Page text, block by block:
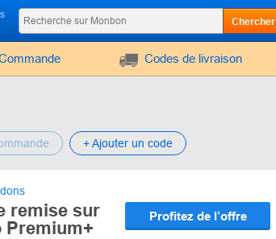
Chercher
Codes de livraison
+ Ajouter un code
remise sur
Premium+
Profitez de l’offre